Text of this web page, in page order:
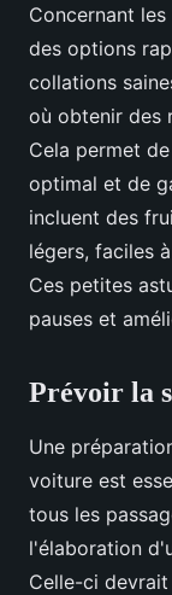
Concernant
des options
collations
où obtenir des
Cela permet
optimal et de
incluent des
légers, faciles
Ces petites
pauses et
Prévoir la
Une
voiture est
tous les
l'élaboration
Celle-ci